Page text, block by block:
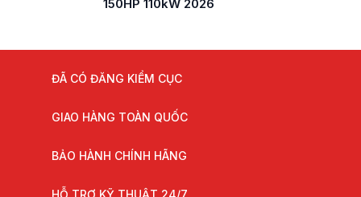
150HP 110kW 2026
ĐÃ CÓ ĐĂNG KIỂM CỤC
GIAO HÀNG TOÀN QUỐC
BẢO HÀNH CHÍNH HÃNG
HỖ TRỢ KỸ THUẬT 24/7